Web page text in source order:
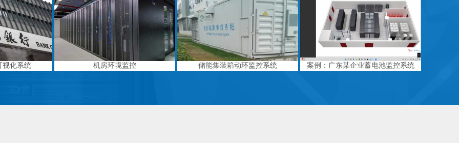
视化系统 机房环境监控 储能集装箱动环监控系统 案例：广东某企业蓄电池监控系统